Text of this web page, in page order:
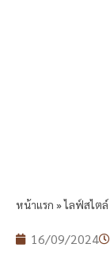
หน้าแรก »ไลฟ์สไตล์
16/09/2024